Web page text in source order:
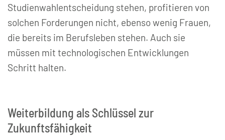
Studienwahlentscheidung stehen, profitieren von
solchen Forderungen nicht, ebenso wenig Frauen,
die bereits im Berufsleben stehen. Auch sie
müssen mit technologischen Entwicklungen
Schritt halten.
Weiterbildung als Schlüssel zur
Zukunftsfähigkeit